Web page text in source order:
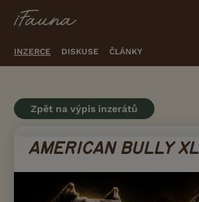
INZERCE DISKUSE ČLÁNKY
Zpět na výpis inzerátů
AMERICAN BULLY XL